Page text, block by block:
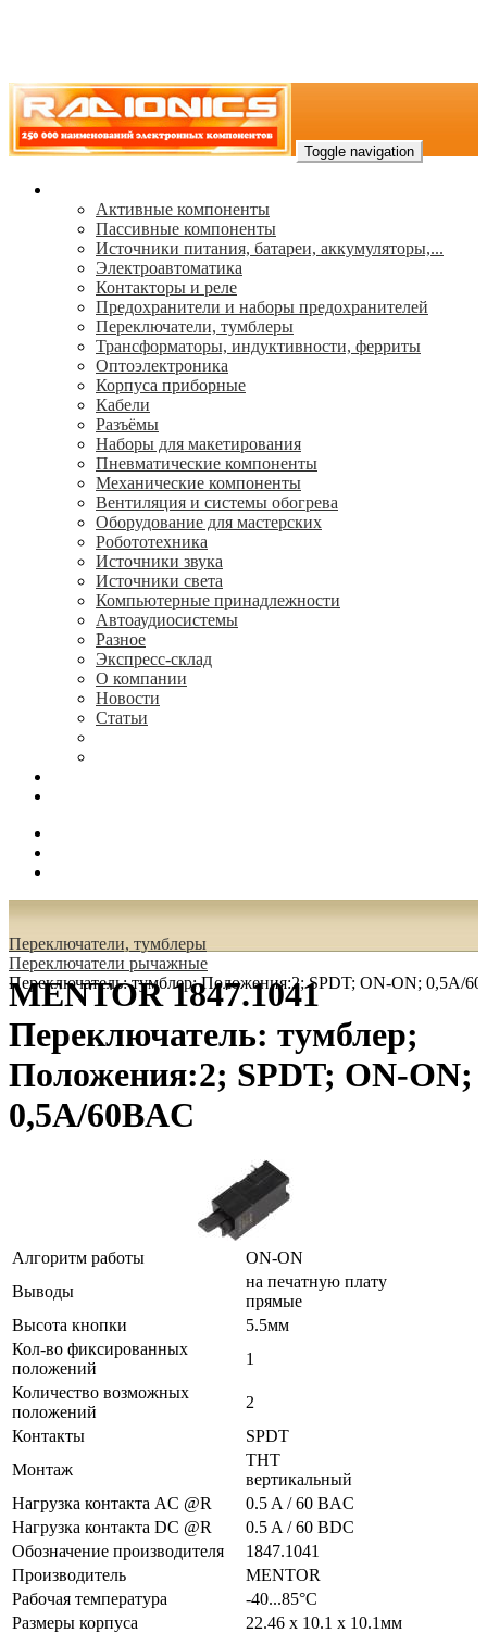
Toggle navigation
Активные компоненты
Пассивные компоненты
Источники питания, батареи, аккумуляторы,...
Электроавтоматика
Контакторы и реле
Предохранители и наборы предохранителей
Переключатели, тумблеры
Трансформаторы, индуктивности, ферриты
Oптоэлектроника
Корпуса приборные
Кабели
Разъёмы
Наборы для макетирования
Пневматические компоненты
Механические компоненты
Вентиляция и системы обогрева
Оборудование для мастерских
Робототехника
Источники звука
Источники света
Компьютерные принадлежности
Автоаудиосистемы
Разное
Экспресс-склад
О компании
Новости
Статьи
Переключатели, тумблеры
Переключатели рычажные
Переключатель: тумблер; Положения:2; SPDT; ON-ON; 0,5A/
MENTOR 1847.1041
Переключатель: тумблер;
Положения:2; SPDT; ON-ON;
0,5A/60ВAC
Алгоритм работы
ON-ON
Выводы
на печатную плату
прямые
Высота кнопки
5.5мм
Кол-во фиксированных
положений
1
Количество возможных
положений
2
Контакты
SPDT
Монтаж
THT
вертикальный
Нагрузка контакта AC @R
0.5 A / 60 ВAC
Нагрузка контакта DC @R
0.5 A / 60 ВDC
Обозначение производителя
1847.1041
Производитель
MENTOR
Рабочая температура
-40...85°C
Размеры корпуса
22.46 x 10.1 x 10.1мм